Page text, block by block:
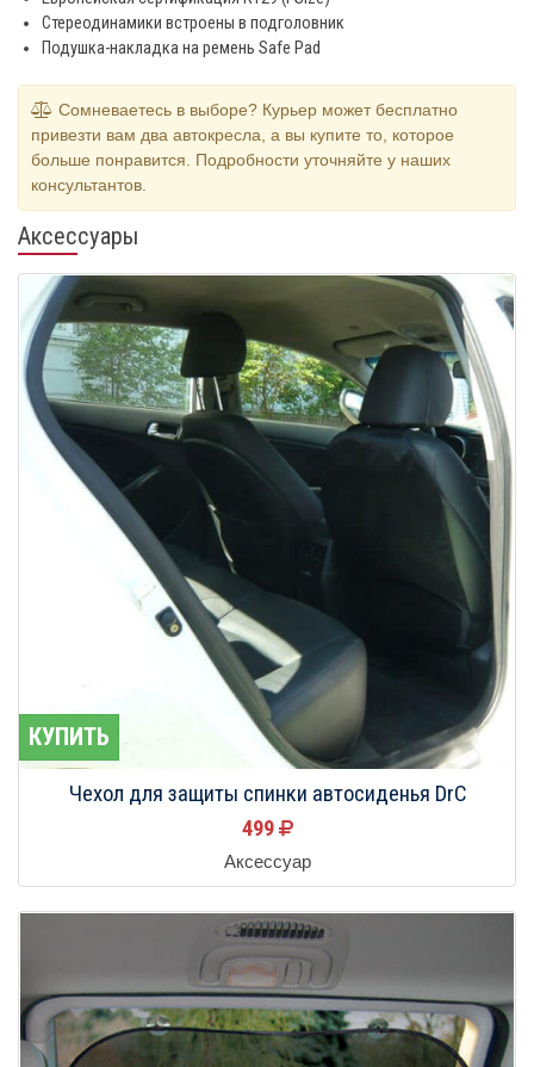
Стереодинамики встроены в подголовник
Подушка-накладка на ремень Safe Pad
Сомневаетесь в выборе? Курьер может бесплатно
привезти вам два автокресла, а вы купите то, которое
больше понравится. Подробности уточняйте у наших
консультантов.
Аксессуары
КУПИТЬ
Чехол для защиты спинки автосиденья DrC
499
Аксессуар